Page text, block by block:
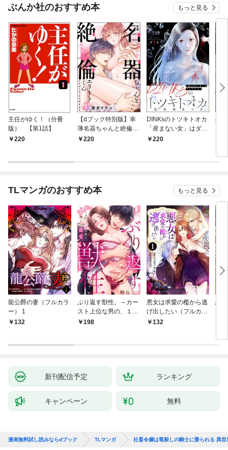
ぶんか社のおすすめ本 もっと見る
主任がゆく！（分冊
版） 【第1話】
220
【dブック特別版】幸
薄名器ちゃんと絶倫エ
リートくん むさぼりエ
220
DINKsのトツキトオカ
「産まない女」はダメ
ですか？（分冊版）
220
残
TLマンガのおすすめ本 もっと見る
龍公爵の妻（フルカラ
ー） 1
132
ぶり返す獣性。～カー
スト上位な男の、１０
年越しの激愛１
198
悪女は求愛の檻から逃
げ出したい（フルカラ
ー） 1
132
恋
新刊配信予定 ランキング
キャンペーン 無料
漫画無料試し読みならdブック TLマンガ 社畜令嬢は竜殺しの騎士に娶られる 異